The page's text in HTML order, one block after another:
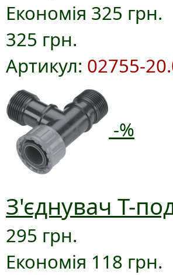
Економія 325 грн.
325 грн.
Артикул: 02755-
-%
З'єднувач T-
295 грн.
Економія 118 грн.